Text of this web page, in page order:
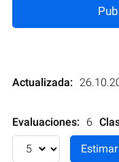
Actualizada:
Evaluaciones: 6